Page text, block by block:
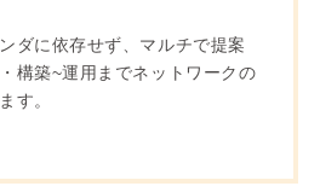
ダに依存せず、マルチで提案
構築~運用までネットワークの
す。